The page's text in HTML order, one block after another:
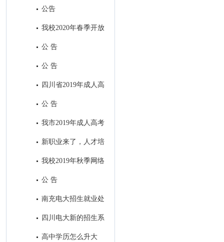
布项目招标公告
响，招生工作取得丰硕成果
公告
我校2020年春季开放
教育招生全面结束
公 告
公 告
四川省2019年成人高
校招生全国统一考试录取最低控
公 告
我市2019年成人高考
考试顺利结束
新职业来了，人才培
养咋跟上？
我校2019年秋季网络
教育招生顺利落下帷幕
公 告
南充电大招生就业处
2019年春季工作亮点
四川电大新的招生系
统今日定型
高中学历怎么升大